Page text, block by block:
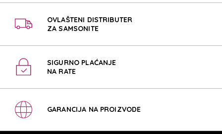
OVLAŠTENI DISTRIBUTER
ZA SAMSONITE
SIGURNO PLAĆANJE
NA RATE
GARANCIJA NA PROIZVODE